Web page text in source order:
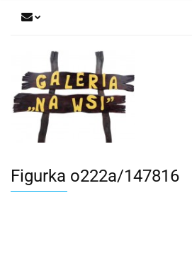
Figurka o222a/147816